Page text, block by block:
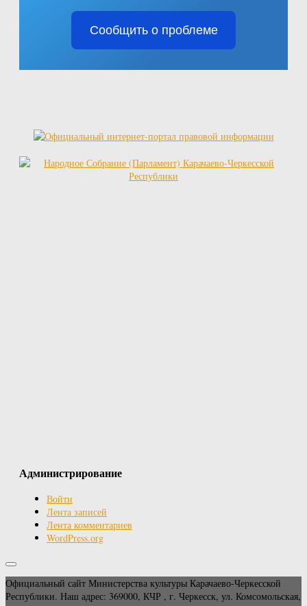
Сообщить о проблеме
Администрирование
Войти
Лента записей
Лента комментариев
WordPress.org
Официальный сайт Министерства культуры Карачаево-Черкесской
Республики. Наш адрес: 369000, КЧР , г. Черкесск, ул. Комсомольская,